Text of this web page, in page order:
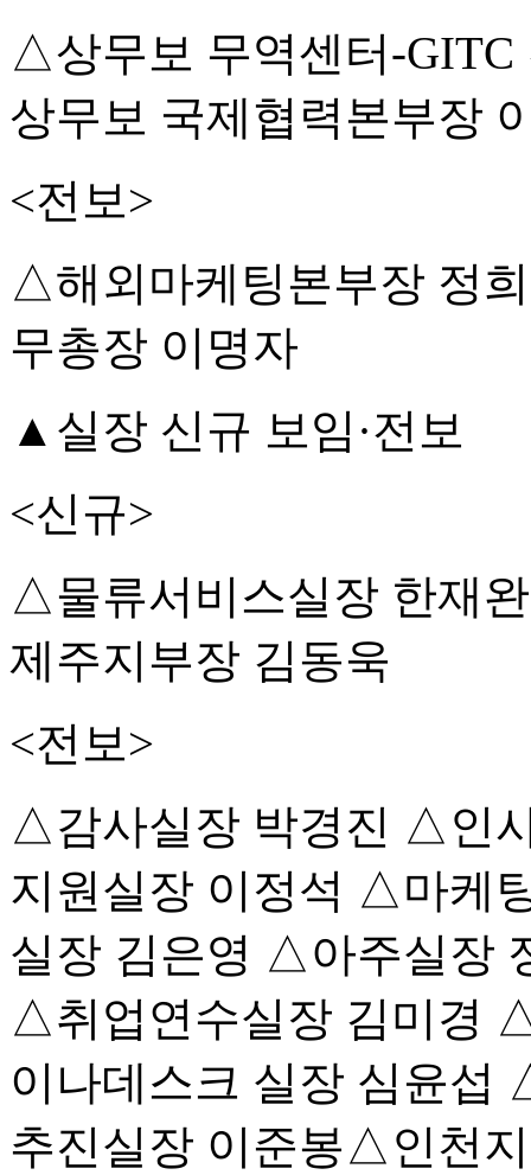
△상무보 무역센터-
상무보 국제협력본부장
<전보>
△해외마케팅본부장 정
무총장 이명자
▲실장 신규 보임·전보
<신규>
△물류서비스실장 한재
제주지부장 김동욱
<전보>
△감사실장 박경진 △인
지원실장 이정석 △마케
실장 김은영 △아주실장
△취업연수실장 김미경
이나데스크 실장 심윤
추진실장 이준봉△인천